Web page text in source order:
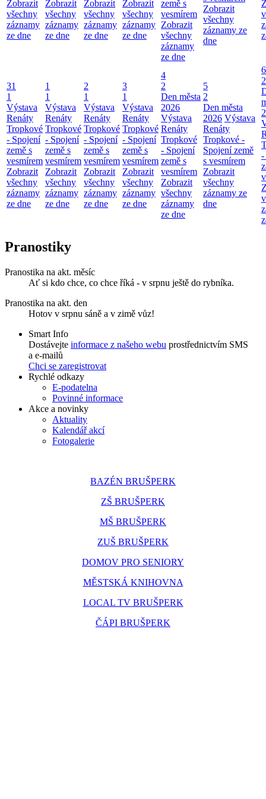
Zobrazit
všechny
záznamy
ze dne
Zobrazit
všechny
záznamy
ze dne
Zobrazit
všechny
záznamy
ze dne
Zobrazit
všechny
záznamy
ze dne
země s
vesmírem
Zobrazit
všechny
záznamy
ze dne
Zobrazit
všechny
záznamy ze
dne
31
1
Výstava
Renáty
Tropkové
- Spojení
země s
vesmírem
Zobrazit
všechny
záznamy
ze dne
1
1
Výstava
Renáty
Tropkové
- Spojení
země s
vesmírem
Zobrazit
všechny
záznamy
ze dne
2
1
Výstava
Renáty
Tropkové
- Spojení
země s
vesmírem
Zobrazit
všechny
záznamy
ze dne
3
1
Výstava
Renáty
Tropkové
- Spojení
země s
vesmírem
Zobrazit
všechny
záznamy
ze dne
4
2
Den města
2026
Výstava
Renáty
Tropkové
- Spojení
země s
vesmírem
Zobrazit
všechny
záznamy
ze dne
5
2
Den města
2026 Výstava
Renáty
Tropkové -
Spojení země
s vesmírem
Zobrazit
všechny
záznamy ze
dne
6
2
-
Pranostiky
Pranostika na akt. měsíc
Ať si kdo chce, co chce říká - v srpnu ještě do rybníka.
Pranostika na akt. den
Hotov v srpnu sáně a v zimě vůz!
Smart Info
Dostávejte informace z našeho webu prostřednictvím SMS
a e-mailů
Chci se zaregistrovat
Rychlé odkazy
E-podatelna
Povinné informace
Akce a novinky
Aktuality
Kalendář akcí
Fotogalerie
BAZÉN BRUŠPERK
ZŠ BRUŠPERK
MŠ BRUŠPERK
ZUŠ BRUŠPERK
DOMOV PRO SENIORY
MĚSTSKÁ KNIHOVNA
LOCAL TV BRUŠPERK
ČÁPI BRUŠPERK